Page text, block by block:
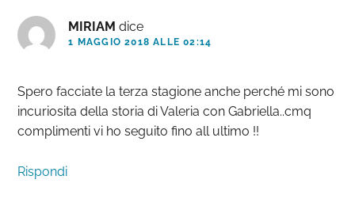
lettoreMIRIAM dice
1 MAGGIO 2018 ALLE 02:14
Spero facciate la terza stagione anche perché mi sono
incuriosita della storia di Valeria con Gabriella..cmq
complimenti vi ho seguito fino all ultimo !!
Rispondi